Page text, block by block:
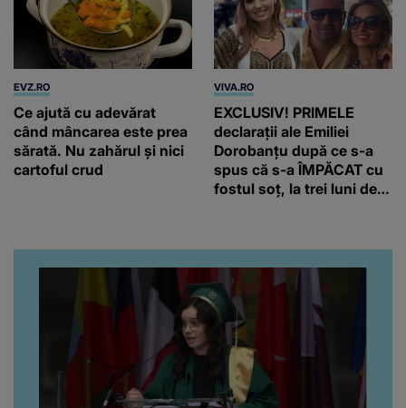
EVZ.RO
Ce ajută cu adevărat
când mâncarea este prea
sărată. Nu zahărul și nici
cartoful crud
VIVA.RO
EXCLUSIV! PRIMELE
declarații ale Emiliei
Dorobanțu după ce s-a
spus că s-a ÎMPĂCAT cu
fostul soț, la trei luni de
artistă i-a lăsat MASCĂ
pe toți. De data aceasta,
chiar a rupt tăcerea:
”Poate că aveam să ne
spunem, să ne...”